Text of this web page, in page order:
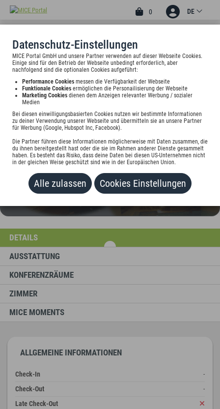
Datenschutz-Einstellungen
MICE Portal GmbH und unsere Partner verwenden auf dieser Webseite Cookies.
Einige sind für den Betrieb der Webseite unbedingt erforderlich, aber
nachfolgend sind die optionalen Cookies aufgeführt:
Performance Cookies messen die Verfügbarkeit der Webseite
Funktionale Cookies ermöglichen die Personailisierung der Webseite
Marketing Cookies dienen dem Anzeigen relevanter Werbung / sozialer
Medien
Bei diesen einwilligungsbasierten Cookies nutzen wir bestimmte Informationen
zu deiner Verwendung unserer Webseite und übermitteln sie an unsere Partner
für Werbung (Google, Hubspot Inc, Facebook).
Die Partner führen diese Informationen möglicherweise mit Daten zusammen, die
du ihnen bereitgestellt hast oder die sie im Rahmen anderer Dienste gesammelt
haben. Es besteht das Risiko, dass deine Daten bei diesen US-Unternehmen nicht
in der gleichen Weise geschützt sind wie in der Europäischen Union.
Alle zulassen Cookies Einstellungen
0 DE
4
APART. PENSION
BABELSBERG
August-Bier-Str. 9, 14482 Potsdam-Babelsberg, Deutschland
Preis auf Anfrage
HINZUFÜGEN
DETAILS
AUSSTATTUNG
KONFERENZRÄUME
ZIMMER
MICE MOMENTS
ALLGEMEINE INFORMATIONEN
Check-In
-
Check-Out
-
Late Check-Out